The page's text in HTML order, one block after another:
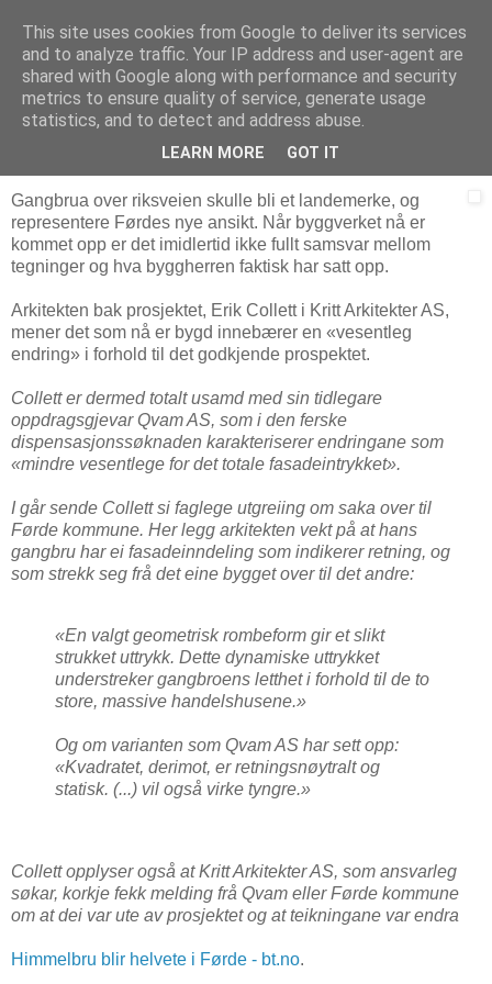
Arkitektur & Miljøteknologi
16 februar 2006
Himmelbru med bismak
Gangbrua over riksveien skulle bli et landemerke, og
representere Førdes nye ansikt. Når byggverket nå er
kommet opp er det imidlertid ikke fullt samsvar mellom
tegninger og hva byggherren faktisk har satt opp.
Arkitekten bak prosjektet, Erik Collett i Kritt Arkitekter AS,
mener det som nå er bygd innebærer en «vesentleg
endring» i forhold til det godkjende prospektet.
Collett er dermed totalt usamd med sin tidlegare
oppdragsgjevar Qvam AS, som i den ferske
dispensasjonssøknaden karakteriserer endringane som
«mindre vesentlege for det totale fasadeintrykket».
I går sende Collett si faglege utgreiing om saka over til
Førde kommune. Her legg arkitekten vekt på at hans
gangbru har ei fasadeinndeling som indikerer retning, og
som strekk seg frå det eine bygget over til det andre:
«En valgt geometrisk rombeform gir et slikt
strukket uttrykk. Dette dynamiske uttrykket
understreker gangbroens letthet i forhold til de to
store, massive handelshusene.»
Og om varianten som Qvam AS har sett opp:
«Kvadratet, derimot, er retningsnøytralt og
statisk. (...) vil også virke tyngre.»
Collett opplyser også at Kritt Arkitekter AS, som ansvarleg
søkar, korkje fekk melding frå Qvam eller Førde kommune
om at dei var ute av prosjektet og at teikningane var endra
Himmelbru blir helvete i Førde - bt.no.
This site uses cookies from Google to deliver its services
and to analyze traffic. Your IP address and user-agent are
shared with Google along with performance and security
metrics to ensure quality of service, generate usage
statistics, and to detect and address abuse.
LEARN MORE GOT IT